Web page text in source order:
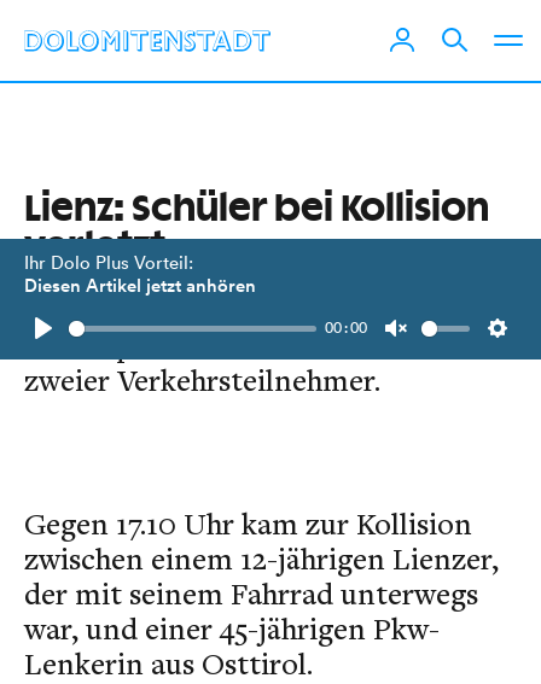
Ihr Dolo Plus Vorteil:
Diesen Artikel jetzt anhören
Play
00:00
Unmute
Lienz: Schüler bei Kollision
verletzt
Im Stadtbereich von Lienz kam es
am 1. April zu einem Zusammenstoß
zweier Verkehrsteilnehmer.
Gegen 17.10 Uhr kam zur Kollision
zwischen einem 12-jährigen Lienzer,
der mit seinem Fahrrad unterwegs
war, und einer 45-jährigen Pkw-
Lenkerin aus Osttirol.